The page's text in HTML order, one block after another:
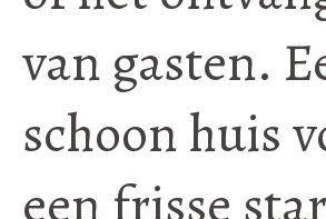
van gasten.
schoon huis